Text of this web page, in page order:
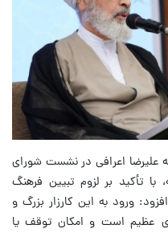
علیرضا اعرافی در نشست شورای
با تأکید بر لزوم تبیین فرهنگ
ورود به این کارزار بزرگ و
عظیم است و امکان توقف یا